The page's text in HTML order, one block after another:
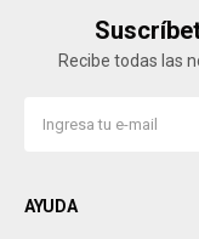
Recibe todas las
AYUDA